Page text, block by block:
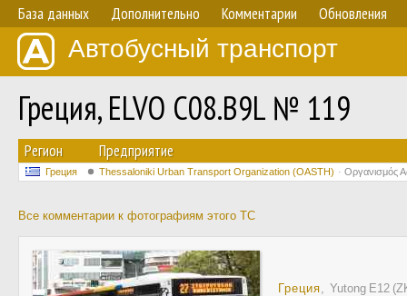
База данных Дополнительно Комментарии Обновления
Автобусный транспорт
Греция, ELVO C08.B9L № 119
Регион Предприятие
Греция Thessaloniki Urban Transport Organization (OASTH) Οργανισμός
Все комментарии к фотографиям этого ТС
Греция, Yutong E12